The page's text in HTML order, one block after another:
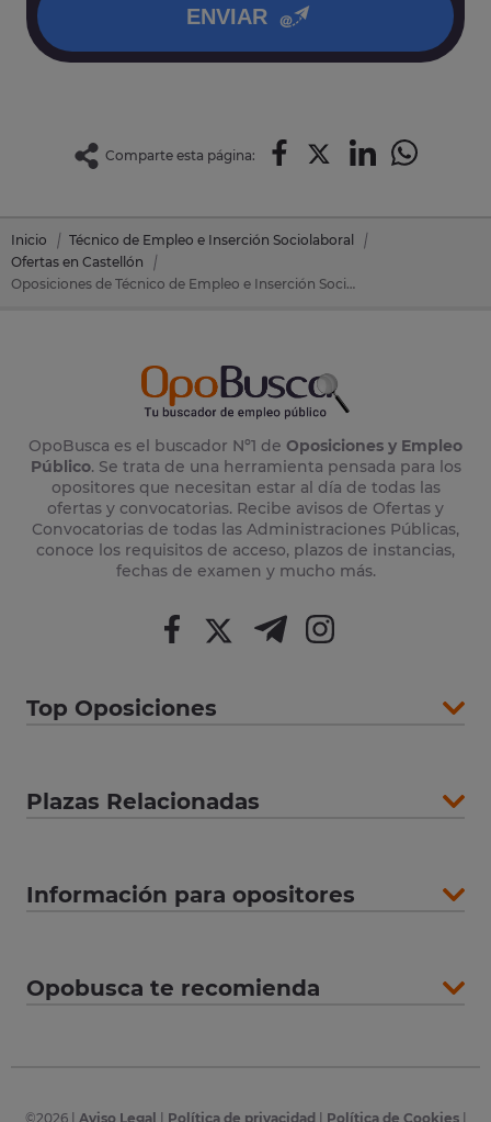
ENVIAR
Comparte esta página:
Inicio
Técnico de Empleo e Inserción Sociolaboral
Ofertas en Castellón
Oposiciones de Técnico de Empleo e Inserción Sociolaboral en Benicàssim (Castellón)
OpoBusca es el buscador Nº1 de Oposiciones y Empleo
Público. Se trata de una herramienta pensada para los
opositores que necesitan estar al día de todas las
ofertas y convocatorias. Recibe avisos de Ofertas y
Convocatorias de todas las Administraciones Públicas,
conoce los requisitos de acceso, plazos de instancias,
fechas de examen y mucho más.
Top Oposiciones
Plazas Relacionadas
Información para opositores
Opobusca te recomienda
©2026| Aviso Legal Política de privacidad Política de Cookies|